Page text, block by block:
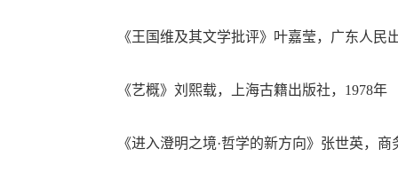
《王国维及其文学批评》叶嘉莹，广东人民
《艺概》刘熙载，上海古籍出版社，1978年
《进入澄明之境·哲学的新方向》张世英，商